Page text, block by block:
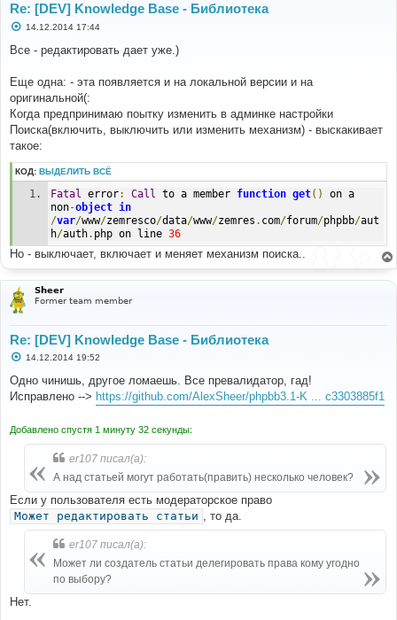
Re: [DEV] Knowledge Base - Библиотека
С
о
б
е
н
и
е
14.12.2014 17:44
Все - редактировать дает уже.)
Еще одна: - эта появляется и на локальной версии и на
оригинальной(:
Когда предпринимаю поытку изменить в админке настройки
Поиска(включить, выключить или изменить механизм) - выскакивает
такое:
КОД: ВЫДЕЛИТЬ ВСЁ
Fatal error: Call to a member function get()
on a
non-object in
/var/www/zemresco/data/www/zemres . com/forum/phpbb/aut
h/auth. php on line 36
Но - выключает, включает и меняет механизм поиска..
Sheer
Former team member
Re: [DEV] Knowledge Base - Библиотека
С
о
б
щ
и
14.12.2014 19:52
Одно чинишь, другое ломаешь. Все превалидатор, гад!
Исправлено --> https://github.com/AlexSheer/phpbb3.1-K ... c3303885f1
Добавлено спустя 1 минуту 32 секунды:
er107 писал(а):
А над статьей могут работать(править) несколько человек?
Если у пользователя есть модераторское право
Может редактировать статьи
, то да.
er107 писал(а):
Может ли создатель статьи делегировать права кому угодно
по выбору?
Нет.